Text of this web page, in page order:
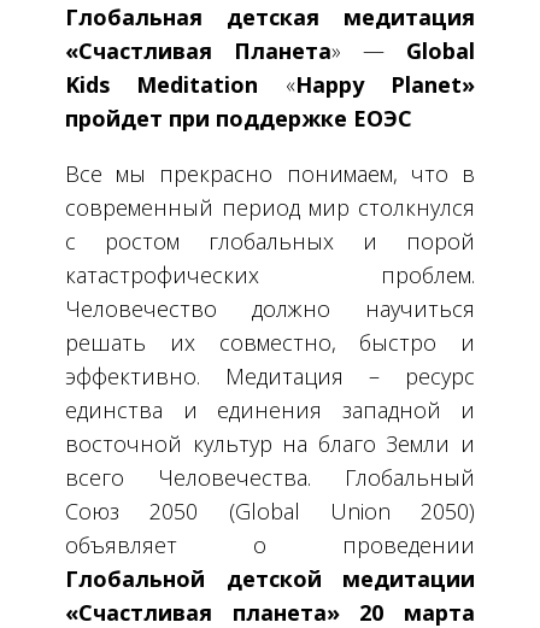
Глобальная детская медитация
«Счастливая Планета» — Global
Kids
Meditation «Happy Planet»
пройдет при поддержке ЕОЭС
Все мы прекрасно понимаем, что в
современный период мир столкнулся
с ростом глобальных и порой
катастрофических проблем.
Человечество должно научиться
решать их совместно, быстро и
эффективно. Медитация – ресурс
единства и единения западной и
восточной культур на благо Земли и
всего Человечества. Глобальный
Союз 2050 (Global Union 2050)
объявляет о проведении
Глобальной детской медитации
«Счастливая планета» 20 марта